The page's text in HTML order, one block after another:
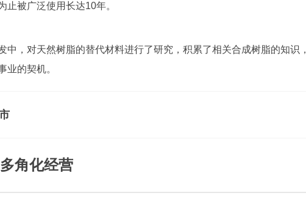
止被广泛使用长达10年。
中，对天然树脂的替代材料进行了研究，积累了相关合成树脂的知识，
业的契机。
角化经营